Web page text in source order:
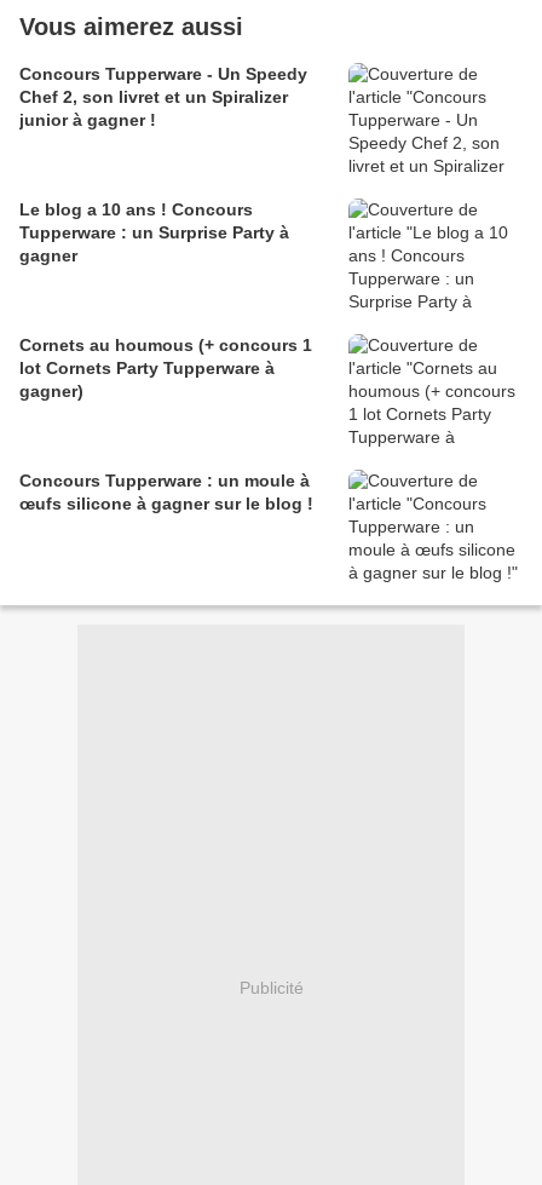
Vous aimerez aussi
Concours Tupperware - Un Speedy
Chef 2, son livret et un Spiralizer
junior à gagner !
Le blog a 10 ans ! Concours
Tupperware : un Surprise Party à
gagner
Cornets au houmous (+ concours 1
lot Cornets Party Tupperware à
gagner)
Concours Tupperware : un moule à
œufs silicone à gagner sur le blog !
Publicité